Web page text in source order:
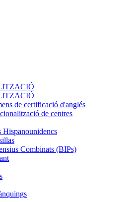
de certificació d'anglés
de centres
Hispanounidencs
Combinats (BIPs)